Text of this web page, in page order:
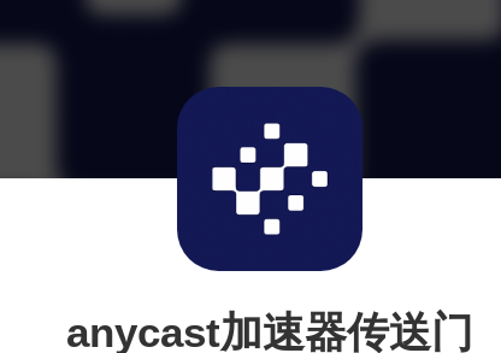
anycast加速器传送门